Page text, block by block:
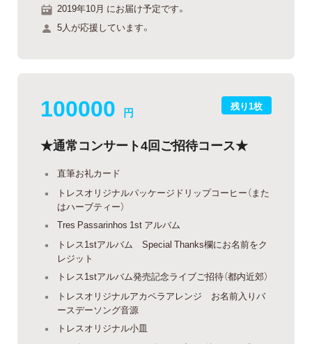
2019年10月 にお届け予定です。
5人が応援しています。
残り1枚
100000 円
★通常コンサート4回ご招待コース★
直筆お礼カード
トレスオリジナルパッケージドリップコーヒー（また
はハーブティー）
Tres Passarinhos 1st アルバム
トレス1stアルバム Special Thanks欄にお名前をク
レジット
トレス1stアルバム発売記念ライブご招待（都内近郊）
トレスオリジナルアカペラアレンジ お名前入りバ
ースデーソング音源
トレスオリジナル小皿